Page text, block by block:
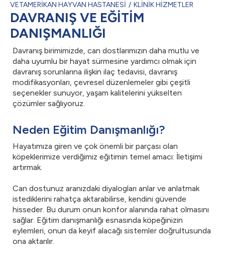
VETAMERİKAN HAYVAN HASTANESİ KLİNİK HİZMETLER
DAVRANIŞ VE EĞİTİM
DANIŞMANLIĞI
Davranış birimimizde, can dostlarımızın daha mutlu ve
daha uyumlu bir hayat sürmesine yardımcı olmak için
davranış sorunlarına ilişkin ilaç tedavisi, davranış
modifikasyonları, çevresel düzenlemeler gibi çeşitli
seçenekler sunuyor, yaşam kalitelerini yükselten
çözümler sağlıyoruz.
Neden Eğitim Danışmanlığı?
Hayatımıza giren ve çok önemli bir parçası olan
köpeklerimize verdiğimiz eğitimin temel amacı: İletişimi
artırmak.
Can dostunuz aranızdaki diyalogları anlar ve anlatmak
istediklerini rahatça aktarabilirse, kendini güvende
hisseder. Bu durum onun konfor alanında rahat olmasını
sağlar. Eğitim danışmanlığı esnasında köpeğinizin
eylemleri, onun da keyif alacağı sistemler doğrultusunda
ona aktarılır.